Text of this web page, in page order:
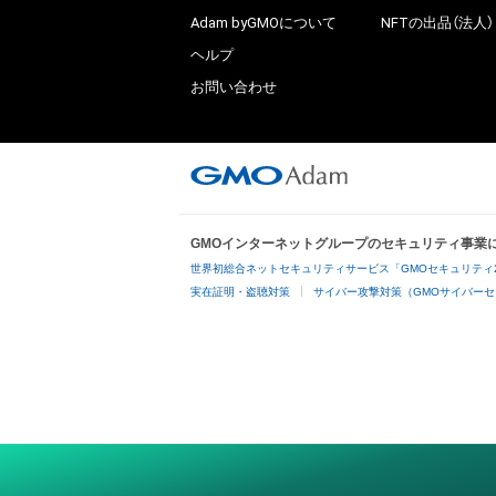
Adam byGMOについて
ヘルプ
お問い合わせ
NFTの出品（法人）
GMOインターネットグループのセキュリティ事業
世界初総合ネットセキュリティサービス「GMOセキュリテ
実在証明・盗聴対策
サイバー攻撃対策（GMOサイバー